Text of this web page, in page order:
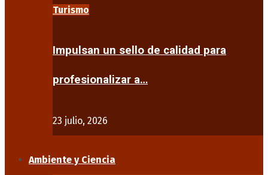
Turismo
Impulsan un sello de calidad para
profesionalizar a…
23 julio, 2026
Ambiente y Ciencia